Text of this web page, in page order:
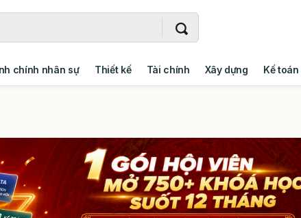
chính nhân sự Thiết kế Tài chính Xây dựng Kế toán